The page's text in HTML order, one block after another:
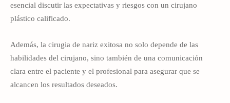
esencial discutir las expectativas y riesgos con un cirujano
plástico calificado.
Además, la cirugia de nariz exitosa no solo depende de las
habilidades del cirujano, sino también de una comunicación
clara entre el paciente y el profesional para asegurar que se
alcancen los resultados deseados.